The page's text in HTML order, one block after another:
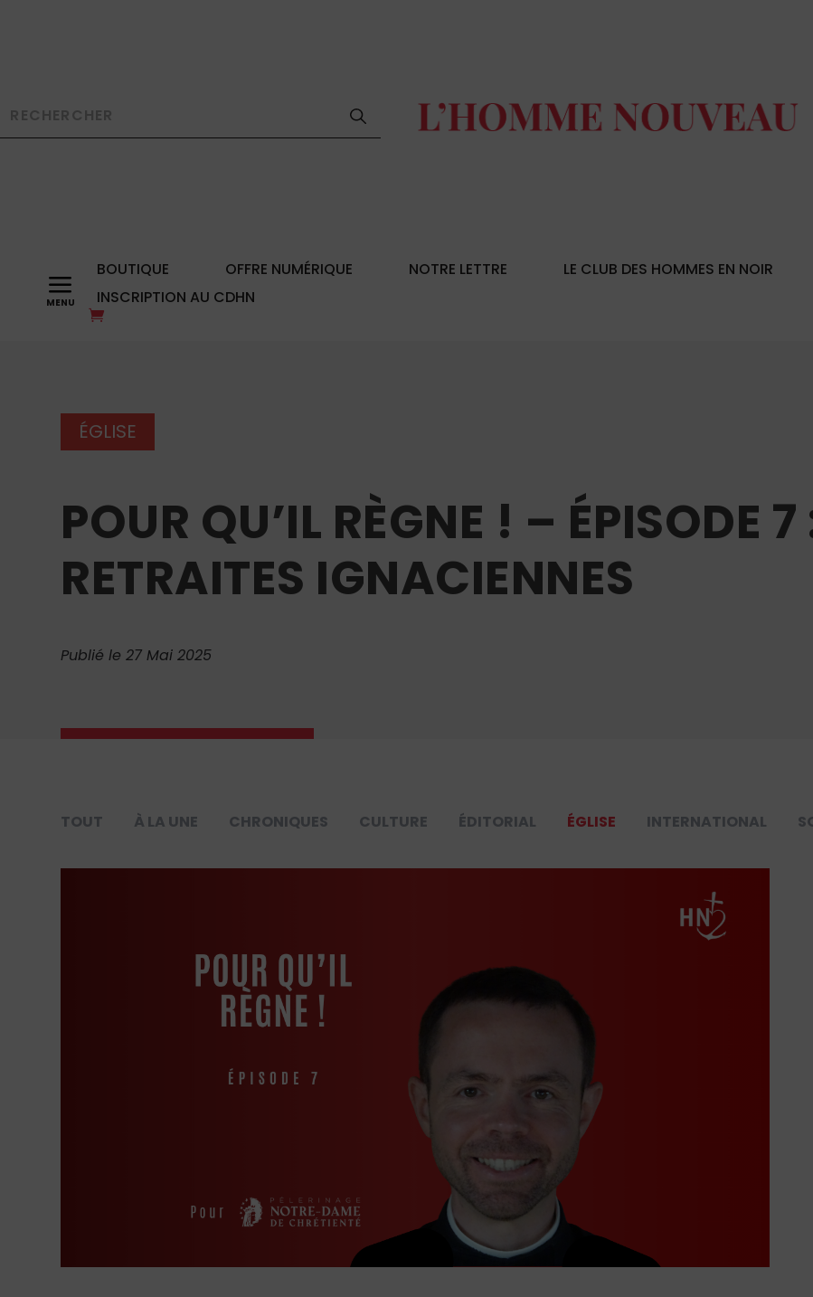
a BOUTIQUE OFFRE NUMÉRIQUE NOTRE LETTRE LE CLUB DES HOMMES EN NOIR
INSCRIPTION AU CDHN
ÉGLISE
POUR QU’IL RÈGNE ! – ÉPISODE 7
RETRAITES IGNACIENNES
Publié le 27 Mai 2025
TOUT À LA UNE CHRONIQUES CULTURE ÉDITORIAL ÉGLISE INTERNATIONAL